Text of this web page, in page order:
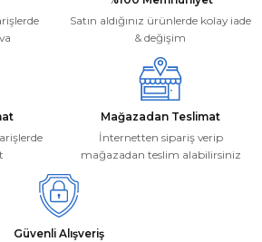
daha pahalı.
alternatifler olmalı.
Satın aldığınız ürünlerde kolay iade
& değişim
Mağazadan Teslimat
İnternetten sipariş verip
mağazadan teslim alabilirsiniz
Güvenli Alışveriş